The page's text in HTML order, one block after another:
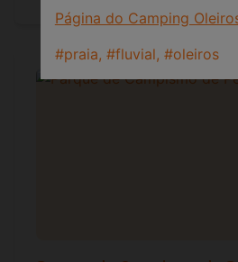
Página do Camping
#praia, #fluvial, #oleiros